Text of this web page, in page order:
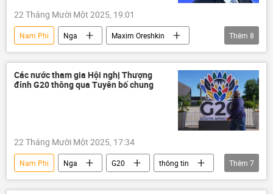
Ấn Độ
xung đột quân sự
Maxim Oreshkin
22 Tháng Mười Một 2025, 19:01
Nam Phi Nga
Maxim Oreshkin
G20
thông tin
Kinh tế
Thế giới
Nhóm G7
Chính trị
trừng phạt
thương mại
Thêm 8
Các nước tham gia Hội nghị Thượng
đỉnh G20 thông qua Tuyên bố chung
22 Tháng Mười Một 2025, 17:34
Nam Phi Nga G20
thông tin
Ukraina
Cuộc khủng hoảng ở Ukraina
Thêm 7